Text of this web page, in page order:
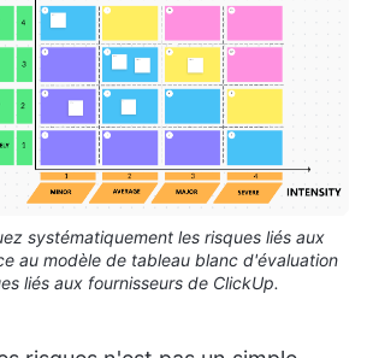
systématiquement les risques liés aux
au modèle de tableau blanc d'évaluation
liés aux fournisseurs de ClickUp.